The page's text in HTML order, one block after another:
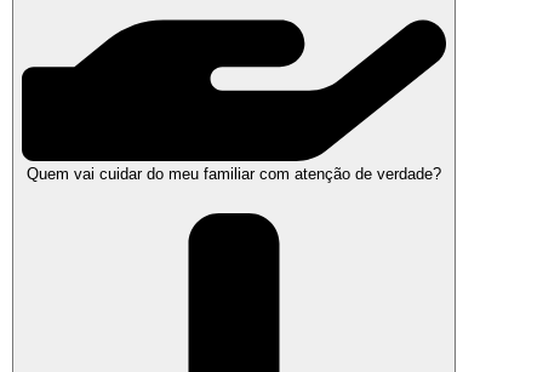
Quem vai cuidar do meu familiar com atenção de verdade?